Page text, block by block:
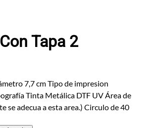
Tapa 2
7,7 cm Tipo de impresion
Tinta Metálica DTF UV Área de
se adecua a esta area.) Circulo de 40